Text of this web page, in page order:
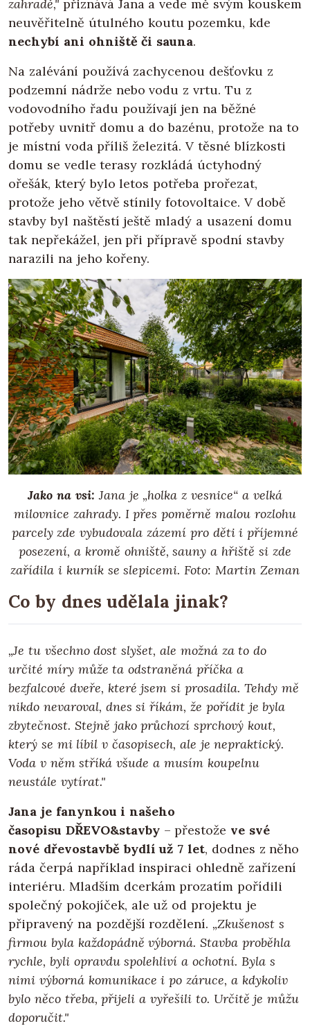
zahradě," přiznává Jana a vede mě svým kouskem
neuvěřitelně útulného koutu pozemku, kde
nechybí ani ohniště či sauna.
Na zalévání používá zachycenou dešťovku z
podzemní nádrže nebo vodu z vrtu. Tu z
vodovodního řadu používají jen na běžné
potřeby uvnitř domu a do bazénu, protože na to
je místní voda příliš železitá. V těsné blízkosti
domu se vedle terasy rozkládá úctyhodný
ořešák, který bylo letos potřeba prořezat,
protože jeho větvě stínily fotovoltaice. V době
stavby byl naštěstí ještě mladý a usazení domu
tak nepřekážel, jen při přípravě spodní stavby
narazili na jeho kořeny.
Jako na vsi: Jana je „holka z vesnice“ a velká
milovnice zahrady. I přes poměrně malou rozlohu
parcely zde vybudovala zázemí pro děti i příjemné
posezení, a kromě ohniště, sauny a hřiště si zde
zařídila i kurník se slepicemi.Foto: Martin Zeman
Co by dnes udělala jinak?
„Je tu všechno dost slyšet, ale možná za to do
určité míry může ta odstraněná příčka a
bezfalcové dveře, které jsem si prosadila. Tehdy mě
nikdo nevaroval, dnes si říkám, že pořídit je byla
zbytečnost. Stejně jako průchozí sprchový kout,
který se mi líbil v časopisech, ale je nepraktický.
Voda v něm stříká všude a musím koupelnu
neustále vytírat."
Jana je fanynkou i našeho
časopisu DŘEVO&stavby– přestože ve své
nové dřevostavbě bydlí už 7 let, dodnes z něho
ráda čerpá například inspiraci ohledně zařízení
interiéru. Mladším dcerkám prozatím pořídili
společný pokojíček, ale už od projektu je
připravený na pozdější rozdělení. „Zkušenost s
firmou byla každopádně výborná. Stavba proběhla
rychle, byli opravdu spolehliví a ochotní. Byla s
nimi výborná komunikace i po záruce, a kdykoliv
bylo něco třeba, přijeli a vyřešili to. Určitě je můžu
doporučit."